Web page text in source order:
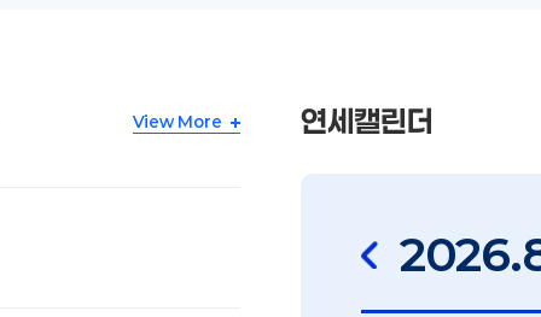
View More
연세캘린더
연세캘린더
2026